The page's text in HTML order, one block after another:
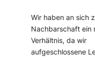
Wir haben an sich
Nachbarschaft ein
Verhältnis, da wir
aufgeschlossene